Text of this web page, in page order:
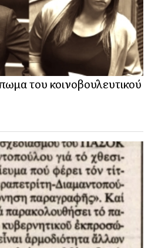
του κοινοβουλευτικού